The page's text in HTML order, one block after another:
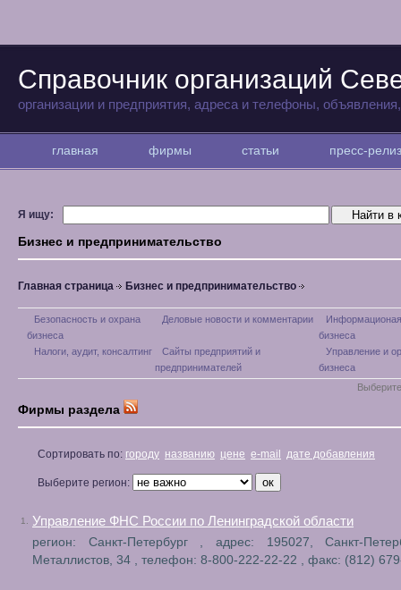
Справочник организаций
организации и предприятия, адреса и телефоны,
главная фирмы статьи пресс-
Я ищу:
Бизнес и предпринимательство
Главная страница Бизнес и предпринимательство
Безопасность и охрана
бизнеса
Деловые новости и комментарии
бизнеса
Налоги, аудит, консалтинг
Сайты предприятий и
предпринимателей
Управление и
бизнеса
Фирмы раздела
Сортировать по: городу названию цене e-mail дате добавления
Выберите регион:
1. Управление ФНС России по Ленинградской области
регион: Санкт-Петербург , адрес: 195027, Санкт-
Металлистов, 34 , телефон: 8-800-222-22-22 , факс: (812)